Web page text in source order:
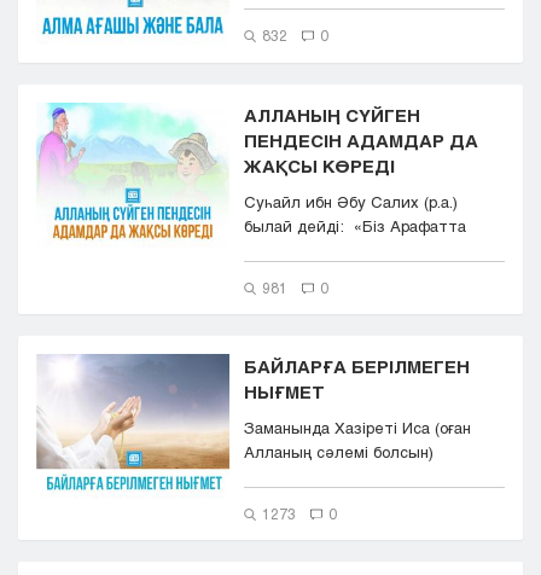
832 0
АЛЛАНЫҢ СҮЙГЕН
ПЕНДЕСІН АДАМДАР ДА
ЖАҚСЫ КӨРЕДІ
Суһайл ибн Әбу Салих (р.а.)
былай дейді: «Біз Арафатта
981 0
БАЙЛАРҒА БЕРІЛМЕГЕН
НЫҒМЕТ
Заманында Хазіреті Иса (оған
Алланың сәлемі болсын)
1273 0